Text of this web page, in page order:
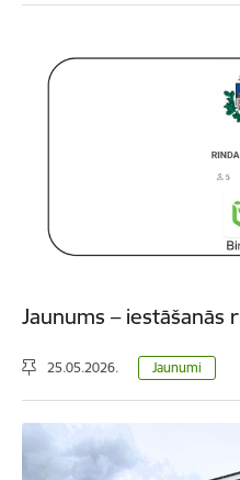
Jaunums – iestāšanās
25.05.2026. Jaunumi